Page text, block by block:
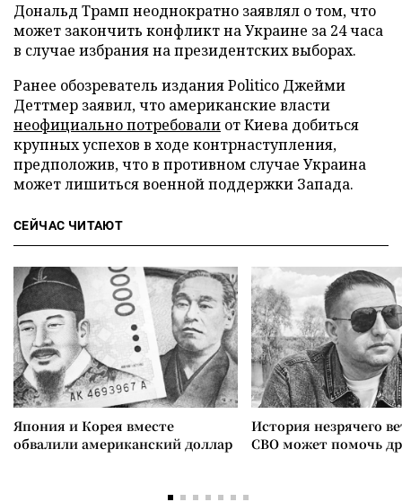
Дональд Трамп неоднократно заявлял о том, что
может закончить конфликт на Украине за 24 часа
в случае избрания на президентских выборах.
Ранее обозреватель издания Politico Джейми
Деттмер заявил, что американские власти
неофициально потребовали от Киева добиться
крупных успехов в ходе контрнаступления,
предположив, что в противном случае Украина
может лишиться военной поддержки Запада.
СЕЙЧАС ЧИТАЮТ
Япония и Корея вместе
обвалили американский доллар
История незрячего
СВО может помочь